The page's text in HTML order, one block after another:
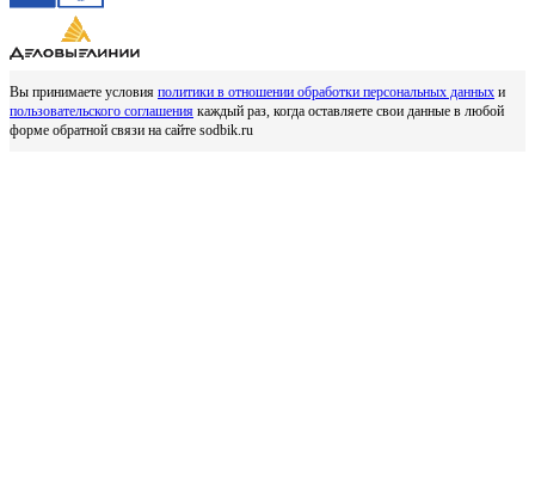
Вы принимаете условия политики в отношении обработки персональных данных и
пользовательского соглашения каждый раз, когда оставляете свои данные в любой
форме обратной связи на сайте sodbik.ru